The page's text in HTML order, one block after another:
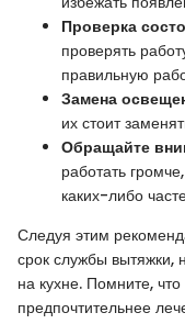
Проверка
проверять
правильную
Замена
их стоит
Обращайте
работать
каких-либо
Следуя этим
срок службы вытяжки,
на кухне. Помните,
предпочтительнее